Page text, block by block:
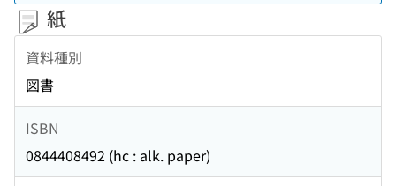
紙
資料種別
図書
ISBN
0844408492 (hc : alk. paper)